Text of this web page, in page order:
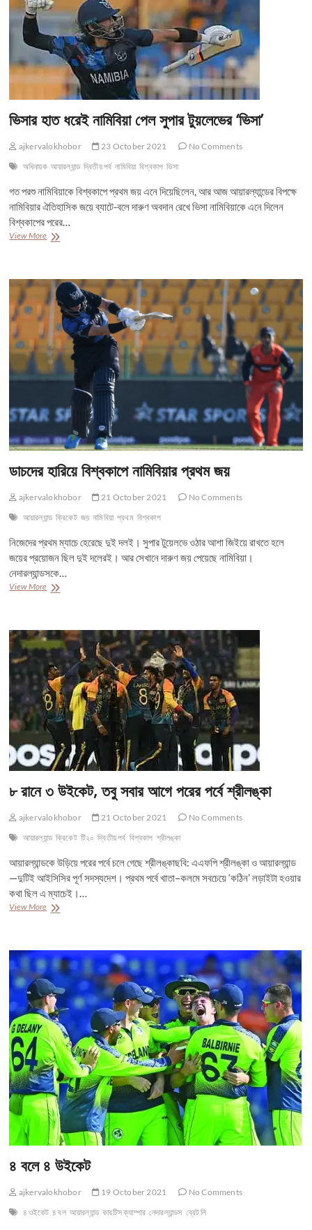
গড়া
জয়
ভিসার হাত ধরেই নামিবিয়া পেল সুপার টুয়লেভের ‘ভিসা’
ajkervalokhobor 23 October 2021
No Comments
অধিনায়ক আয়ারল্যান্ড দ্বিতীয় পর্ব নামিবিয়া বিশ্বকাপ ভিসা
গত পরশু নামিবিয়াকে বিশ্বকাপে প্রথম জয় এনে দিয়েছিলেন, আর আজ আয়ারল্যান্ডের বিপক্ষে
নামিবিয়ার ঐতিহাসিক জয়ে ব্যাটে-বলে দারুণ অবদান রেখে ভিসা নামিবিয়াকে এনে দিলেন
বিশ্বকাপের পরের…
View Moreভিসার
পেল
সুপার
টুয়লেভের
‘ভিসা’
ডাচদের হারিয়ে বিশ্বকাপে নামিবিয়ার প্রথম জয়
ajkervalokhobor 21 October 2021
No Comments
আয়ারল্যান্ড ক্রিকেট জয় নামিবিয়া প্রথম বিশ্বকাপ
নিজেদের প্রথম ম্যাচে হেরেছে দুই দলই। সুপার টুয়েলভে ওঠার আশা জিইয়ে রাখতে হলে
জয়ের প্রয়োজন ছিল দুই দলেরই। আর সেখানে দারুণ জয় পেয়েছে নামিবিয়া।
নেদারল্যান্ডসকে…
View Moreডাচদের
প্রথম
জয়
৮ রানে ৩ উইকেট, তবু সবার আগে পরের পর্বে শ্রীলঙ্কা
ajkervalokhobor 21 October 2021
No Comments
আয়ারল্যান্ড ক্রিকেট টি২০ দ্বিতীয় পর্ব বিশ্বকাপ শ্রীলঙ্কা
আয়ারল্যান্ডকে উড়িয়ে পরের পর্বে চলে গেছে শ্রীলঙ্কাছবি: এএফপি শ্রীলঙ্কা ও আয়ারল্যান্ড
—দুটিই আইসিসির পূর্ণ সদস্যদেশ। প্রথম পর্বে খাতা–কলমে সবচেয়ে ‘কঠিন’ লড়াইটা হওয়ার
কথা ছিল এ ম্যাচেই।…
View More৮
তবু
সবার
আগে
পরের
পর্বে
শ্রীলঙ্কা
৪ বলে ৪ উইকেট
ajkervalokhobor 19 October 2021
No Comments
৪ ওইকেট ৪ বল আয়ারল্যান্ড কারটিস ক্যাম্পার নেদারল্যান্ডস ব্রেট লি